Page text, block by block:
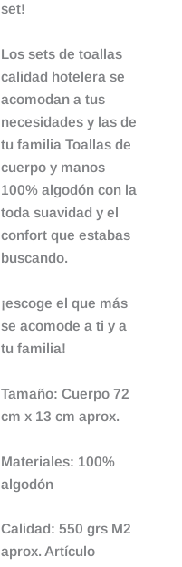
set!
Los sets de toallas
calidad hotelera se
acomodan a tus
necesidades y las de
tu familia Toallas de
cuerpo y manos
100% algodón con la
toda suavidad y el
confort que estabas
buscando.
¡escoge el que más
se acomode a ti y a
tu familia!
Tamaño: Cuerpo 72
cm x 13 cm aprox.
Materiales: 100%
algodón
Calidad: 550 grs M2
aprox. Artículo